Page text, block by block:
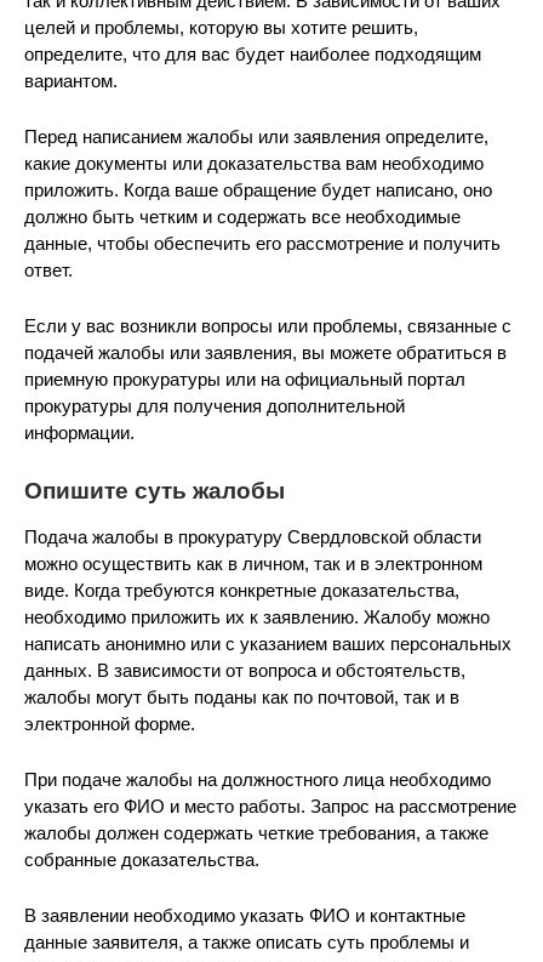
целей и проблемы, которую вы хотите решить,
определите, что для вас будет наиболее подходящим
вариантом.
Перед написанием жалобы или заявления определите,
какие документы или доказательства вам необходимо
приложить. Когда ваше обращение будет написано, оно
должно быть четким и содержать все необходимые
данные, чтобы обеспечить его рассмотрение и получить
ответ.
Если у вас возникли вопросы или проблемы, связанные с
подачей жалобы или заявления, вы можете обратиться в
приемную прокуратуры или на официальный портал
прокуратуры для получения дополнительной
информации.
Опишите суть жалобы
Подача жалобы в прокуратуру Свердловской области
можно осуществить как в личном, так и в электронном
виде. Когда требуются конкретные доказательства,
необходимо приложить их к заявлению. Жалобу можно
написать анонимно или с указанием ваших персональных
данных. В зависимости от вопроса и обстоятельств,
жалобы могут быть поданы как по почтовой, так и в
электронной форме.
При подаче жалобы на должностного лица необходимо
указать его ФИО и место работы. Запрос на рассмотрение
жалобы должен содержать четкие требования, а также
собранные доказательства.
В заявлении необходимо указать ФИО и контактные
данные заявителя, а также описать суть проблемы и